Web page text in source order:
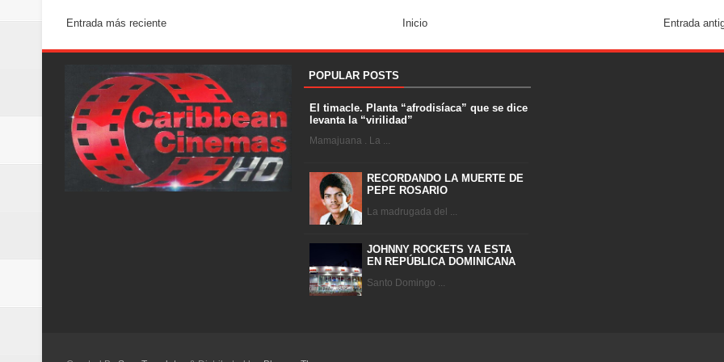
Entrada más reciente Entrada
Inicio
POPULAR POSTS
El timacle. Planta “afrodisíaca” que se dice
levanta la “virilidad”
Mamajuana . La ...
RECORDANDO LA MUERTE DE
PEPE ROSARIO
La madrugada del ...
JOHNNY ROCKETS YA ESTA
EN REPÚBLICA DOMINICANA
Santo Domingo ...